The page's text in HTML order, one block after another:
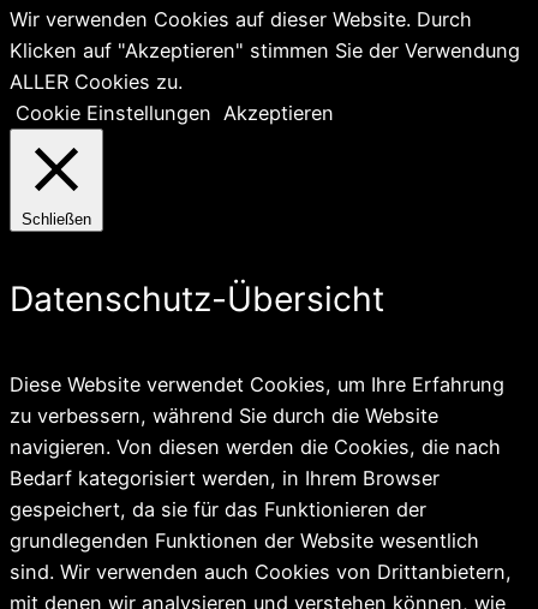
Wir verwenden Cookies auf dieser Website. Durch
Klicken auf "Akzeptieren" stimmen Sie der Verwendung
ALLER Cookies zu.
Cookie Einstellungen Akzeptieren
Schließen
Datenschutz-Übersicht
Diese Website verwendet Cookies, um Ihre Erfahrung
zu verbessern, während Sie durch die Website
navigieren. Von diesen werden die Cookies, die nach
Bedarf kategorisiert werden, in Ihrem Browser
gespeichert, da sie für das Funktionieren der
grundlegenden Funktionen der Website wesentlich
sind. Wir verwenden auch Cookies von Drittanbietern,
mit denen wir analysieren und verstehen können, wie